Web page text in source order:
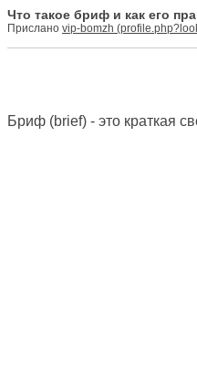
Что такое бриф и как его
Прислано vip-bomzh
Бриф (brief) - это краткая